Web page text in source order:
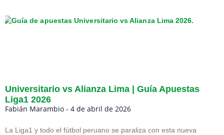
Universitario vs Alianza Lima | Guía Apuestas
Liga1 2026
Fabián Marambio 4 de abril de 2026
La Liga1 y todo el fútbol peruano se paraliza con esta nueva